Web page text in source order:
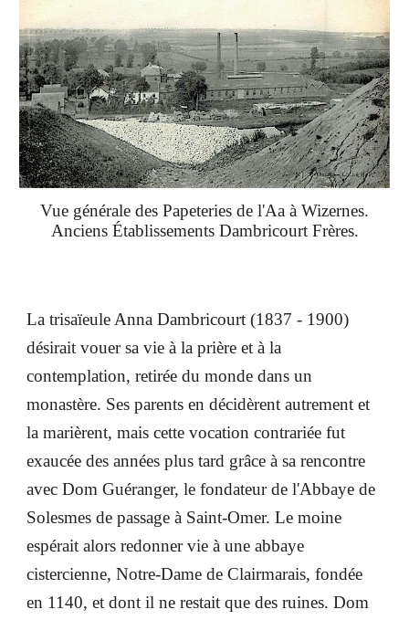
Vue générale des Papeteries de l'Aa à Wizernes.
Anciens Établissements Dambricourt Frères.
La trisaïeule Anna Dambricourt (1837 - 1900)
désirait vouer sa vie à la prière et à la
contemplation, retirée du monde dans un
monastère. Ses parents en décidèrent autrement et
la marièrent, mais cette vocation contrariée fut
exaucée des années plus tard grâce à sa rencontre
avec Dom Guéranger, le fondateur de l'Abbaye de
Solesmes de passage à Saint-Omer. Le moine
espérait alors redonner vie à une abbaye
cistercienne, Notre-Dame de Clairmarais, fondée
en 1140, et dont il ne restait que des ruines. Dom